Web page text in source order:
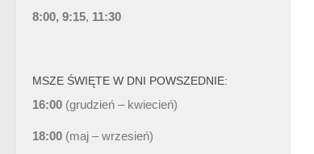
8:00, 9:15, 11:30
MSZE ŚWIĘTE W DNI POWSZEDNIE:
16:00 (grudzień – kwiecień)
18:00 (maj – wrzesień)